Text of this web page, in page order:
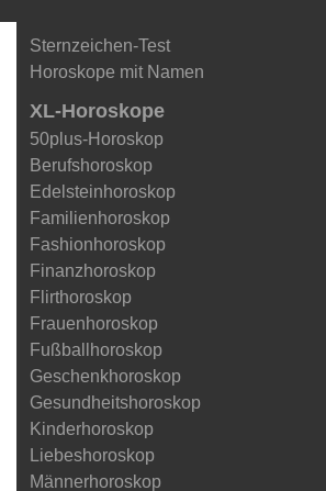
Sternzeichen-Test
Horoskope mit Namen
XL-Horoskope
50plus-Horoskop
Berufshoroskop
Edelsteinhoroskop
Familienhoroskop
Fashionhoroskop
Finanzhoroskop
Flirthoroskop
Frauenhoroskop
Fußballhoroskop
Geschenkhoroskop
Gesundheitshoroskop
Kinderhoroskop
Liebeshoroskop
Männerhoroskop